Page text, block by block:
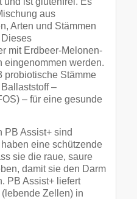
aus
Arten und Stämmen
mit Erdbeer-Melonen-
eingenommen werden.
probiotische Stämme
–
– für eine gesunde
PB Assist+ sind
eine schützende
sie die raue, saure
damit sie den Darm
PB Assist+ liefert
Zellen) in